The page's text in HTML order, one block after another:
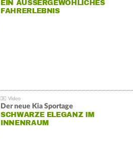
EIN AUSSERGEWÖHLICHES F
AHRERLEBNIS
Der neue Kia Sportage
SCHWARZE ELEGANZ IM
INNENRAUM